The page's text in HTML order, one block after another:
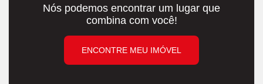
Nós podemos encontrar um lugar que
combina com você!
ENCONTRE MEU IMÓVEL